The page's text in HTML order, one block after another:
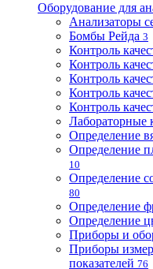
Оборудование для
Анализаторы
Бомбы Рейда 3
Контроль
Контроль
Контроль
Контроль
Контроль
Лабораторные
Определение
Определение
10
Определение
80
Определение
Определение
Приборы и
Приборы
показателей 76